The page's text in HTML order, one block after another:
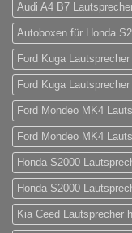
Audi A4 B7
Autoboxen für Honda
Ford Kuga
Ford Kuga
Ford Mondeo MK4
Ford Mondeo MK4
Honda S2000
Honda S2000
Kia Ceed Lautsprecher